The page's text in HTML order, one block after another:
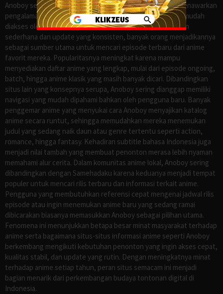
Anoboy sejak lama dikenal sebagai salah satu situs yang menawarkan
pengalaman menonton anime sub Indo secara praktis dan mudah
diakses oleh para penggemar di Indonesia. Dengan tampilan
sederhana dan update yang konsisten, banyak orang menjadikannya
sebagai sumber utama untuk mencari episode terbaru dari anime
favorit mereka. Popularitasnya meningkat karena mampu
menyediakan daftar anime yang lengkap, mulai dari episode ongoing,
batch, hingga anime klasik yang masih banyak dicari. Dibandingkan
situs lain yang konsepnya serupa, Anoboy sering dianggap memiliki
navigasi yang mudah dipahami bahkan oleh pengguna baru. Banyak
penggemar anime yang menyukai cara Anoboy menyajikan katalog
anime secara runtut, sehingga memudahkan mereka menemukan
judul yang sedang naik daun atau genre tertentu seperti action,
romance, hingga fantasy. Kehadiran subtitle bahasa Indonesia juga
menjadi nilai tambah yang membuat penonton merasa lebih nyaman
memahami alur cerita. Dalam komunitas anime lokal, Anoboy sering
dibandingkan dengan Samehadaku karena keduanya menjadi tempat
populer untuk mencari rilis terbaru dan informasi terkait anime.
Pengguna yang membutuhkan referensi cepat mengenai jadwal rilis
episode atau ingin menemukan anime baru yang sedang ramai
dibicarakan biasanya memasukkan Anoboy sebagai pilihan utama.
Fenomena ini menunjukkan betapa besar minat masyarakat terhadap
anime serta bagaimana situs-situs informasi anime seperti Anoboy
berkembang mengikuti kebutuhan penonton yang ingin akses cepat,
kualitas stabil, dan update yang rutin. Dengan meningkatnya minat
terhadap anime setiap tahun, peran situs semacam ini menjadi
bagian menarik dari perkembangan budaya tontonan digital di
Indonesia.